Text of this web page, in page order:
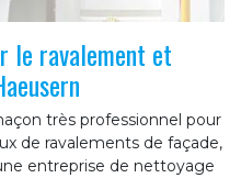
le ravalement et
très professionnel pour
de ravalements de façade,
entreprise de nettoyage